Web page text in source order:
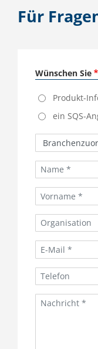
Für
Wünschen Sie
Produkt-
ein SQS-